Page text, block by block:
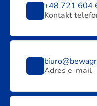
+48 721 604
Kontakt
Adres e-mail